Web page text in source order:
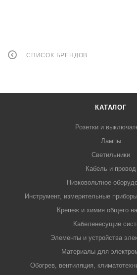
СПИСОК БРЕНДОВ
КАТАЛОГ
Розетки и
Лампы
Светильники
Кабель и провод
Низковольтное
Инструмент, измерительные
Крепеж и химия общего
Кабеленесущие
Элементы и устройства
Материалы для
Обогрев, вентиляция,